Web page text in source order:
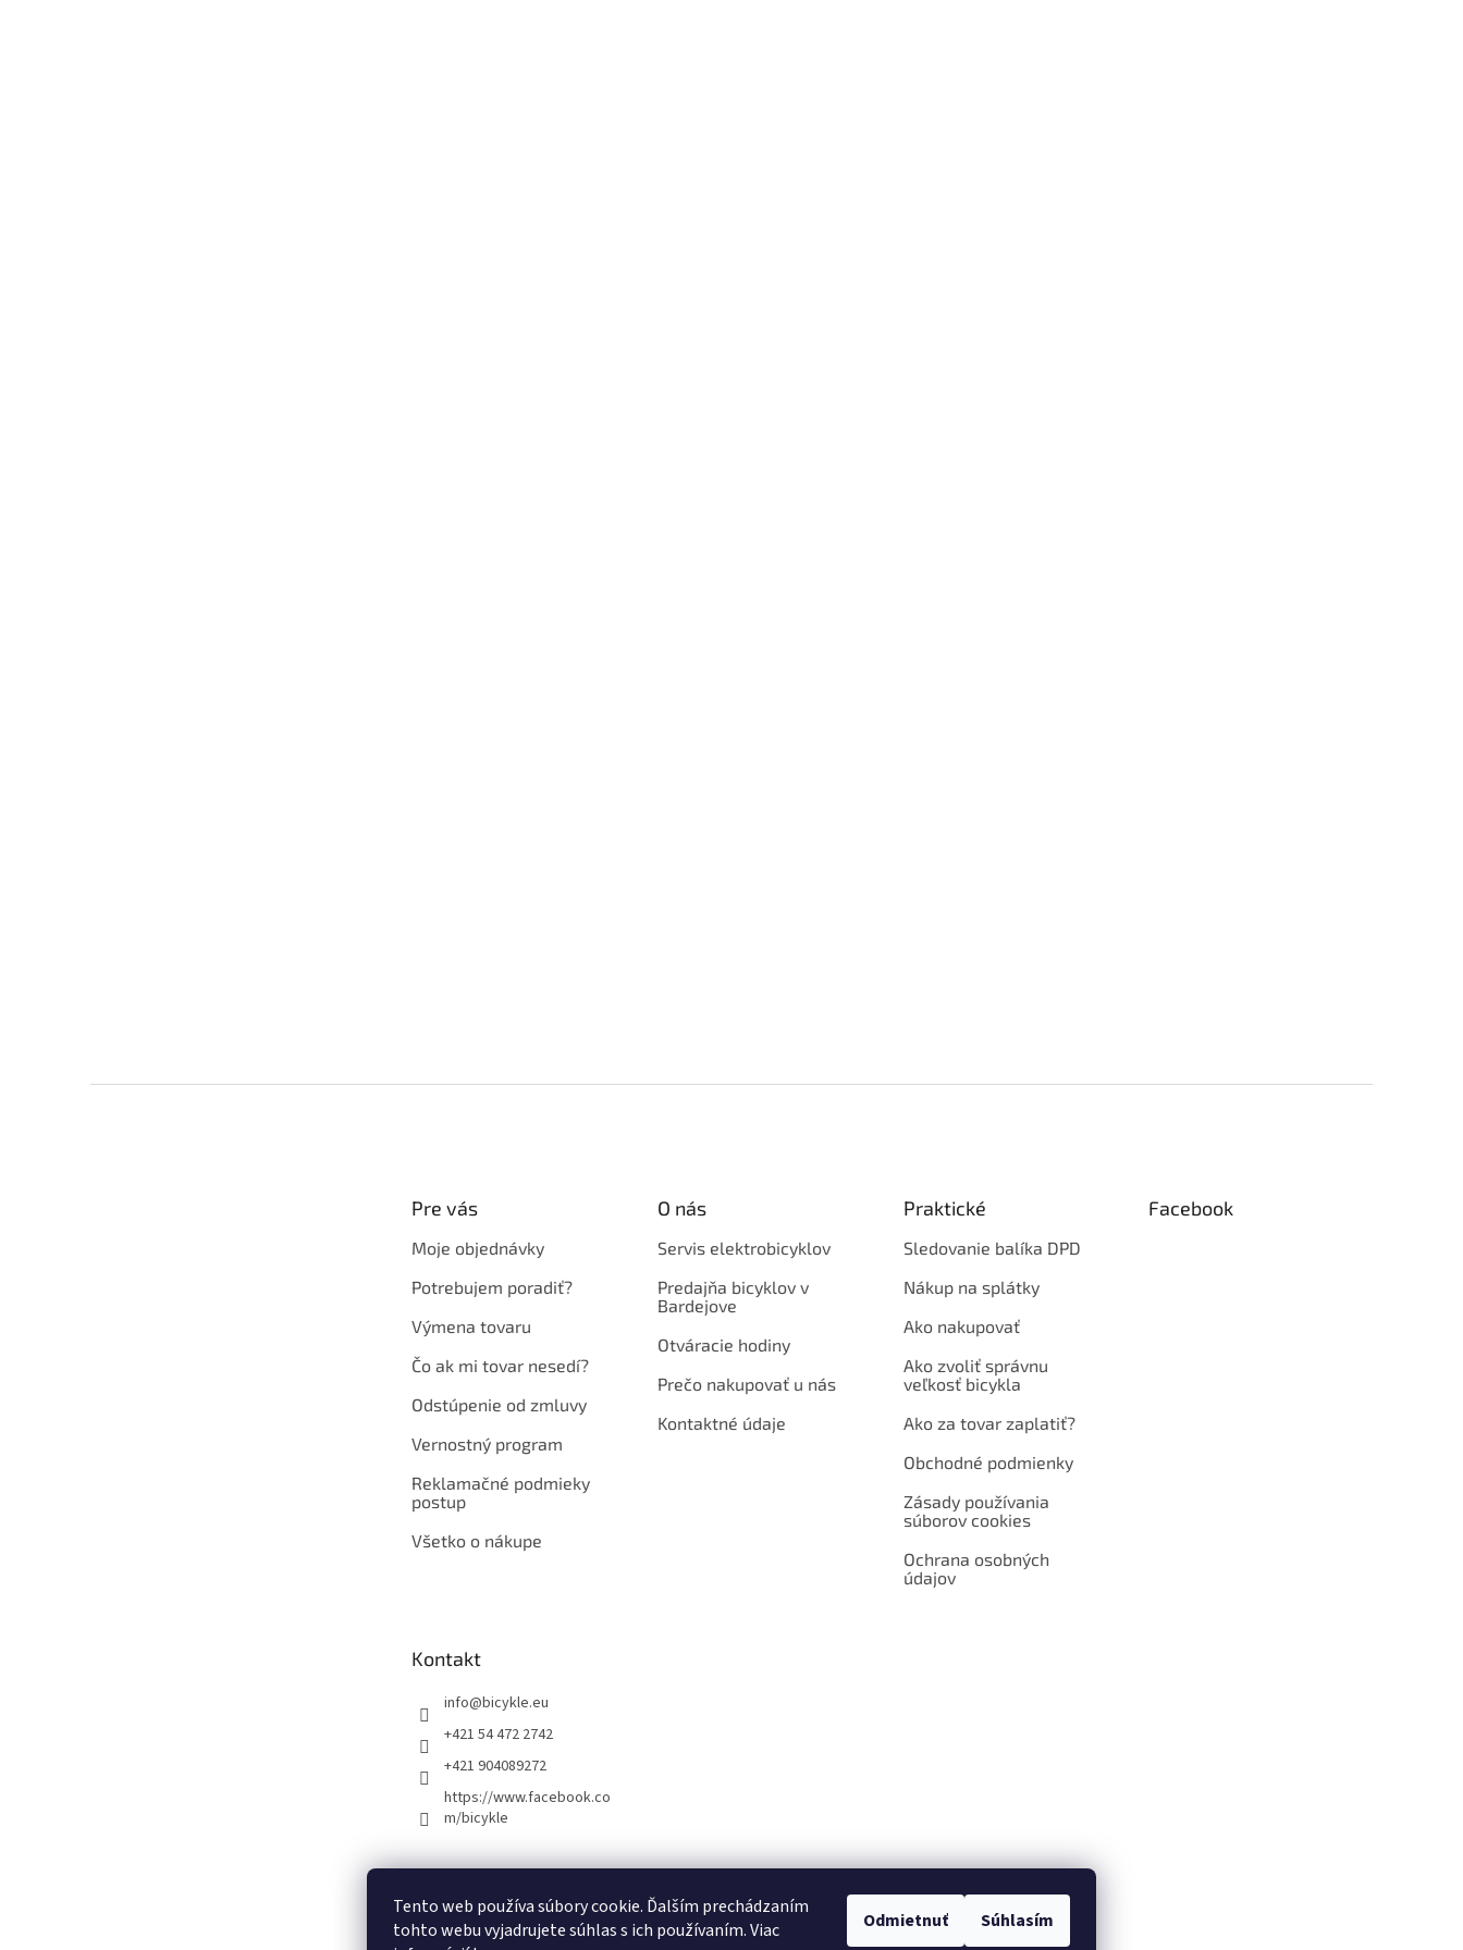
Tento web používa súbory cookie. Ďalším prechádzaním
tohto webu vyjadrujete súhlas s ich používaním. Viac
Odmietnuť Súhlasím
Pre vás
Moje objednávky
Potrebujem poradiť?
Výmena tovaru
Čo ak mi tovar nesedí?
Odstúpenie od zmluvy
Vernostný program
Reklamačné podmieky
postup
Všetko o nákupe
O nás
Servis elektrobicyklov
Predajňa bicyklov v
Bardejove
Otváracie hodiny
Prečo nakupovať u nás
Kontaktné údaje
Praktické
Sledovanie balíka DPD
Nákup na splátky
Ako nakupovať
Ako zvoliť správnu
veľkosť bicykla
Ako za tovar zaplatiť?
Obchodné podmienky
Zásady používania
súborov cookies
Ochrana osobných
údajov
Facebook
Kontakt
info@bicykle.eu
+421 54 472 2742
+421 904089272
https://www.facebook.co
m/bicykle